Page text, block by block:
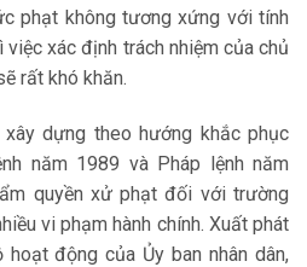
phạt không tương xứng với tính
xác định trách nhiệm của chủ
rất khó khăn.
dựng theo hướng khắc phục
năm 1989 và Pháp lệnh năm
quyền xử phạt đối với trường
vi phạm hành chính. Xuất phát
động của Ủy ban nhân dân,